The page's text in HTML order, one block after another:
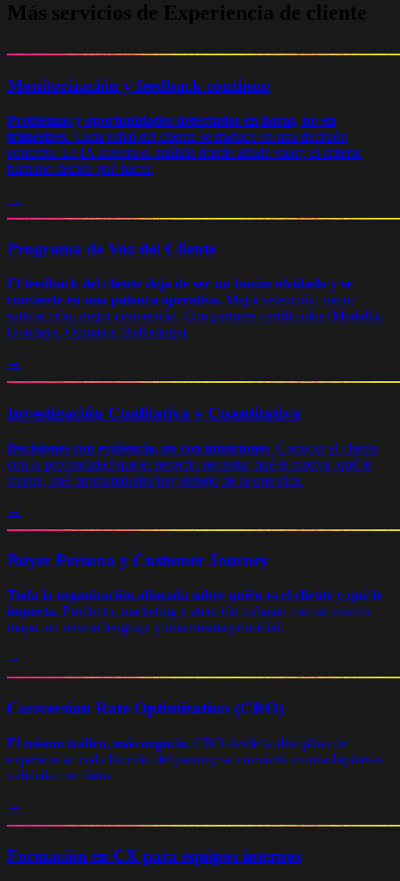
Más servicios de Experiencia de cliente
Monitorización y feedback continuo
Problemas y oportunidades detectados en horas, no en
trimestres. Cada señal del cliente se traduce en una decisión
concreta. La IA acelera el análisis donde añade valor; el criterio
humano decide qué hacer.
→
Programa de Voz del Cliente
El feedback del cliente deja de ser un buzón olvidado y se
convierte en una palanca operativa. Mejor retención, mejor
satisfacción, mejor conversión. Con partners certificados (Medallia,
Goodays, Opinator, ByRatings).
→
Investigación Cualitativa y Cuantitativa
Decisiones con evidencia, no con intuiciones. Conocer al cliente
con la profundidad que el negocio necesita: qué le motiva, qué le
frustra, qué oportunidades hay debajo de lo que dice.
→
Buyer Persona y Customer Journey
Toda la organización alineada sobre quién es el cliente y qué le
importa. Producto, marketing y atención trabajan con un mismo
mapa, un mismo lenguaje y una misma prioridad.
→
Conversion Rate Optimization (CRO)
El mismo tráfico, más negocio. CRO desde la disciplina de
experiencia: cada fricción del journey se convierte en una hipótesis
validada con datos.
→
Formación en CX para equipos internos